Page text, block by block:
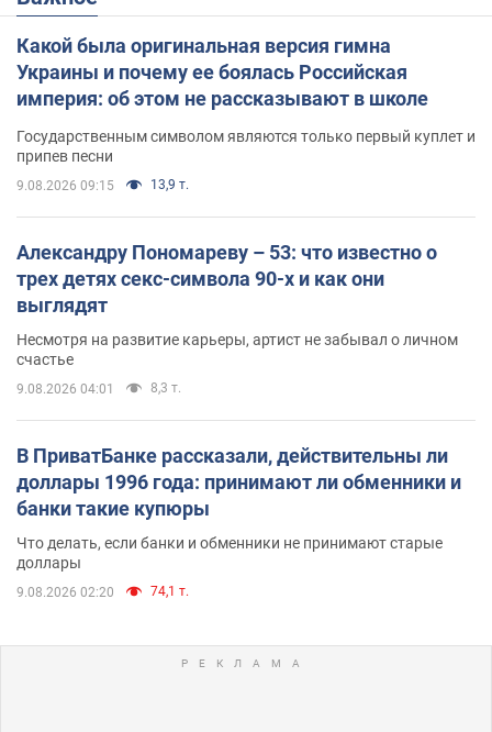
Какой была оригинальная версия гимна
Украины и почему ее боялась Российская
империя: об этом не рассказывают в школе
Государственным символом являются только первый куплет и
припев песни
9.08.2026 09:15 13,9 т.
Александру Пономареву – 53: что известно о
трех детях секс-символа 90-х и как они
выглядят
Несмотря на развитие карьеры, артист не забывал о личном
счастье
9.08.2026 04:01 8,3 т.
В ПриватБанке рассказали, действительны ли
доллары 1996 года: принимают ли обменники и
банки такие купюры
Что делать, если банки и обменники не принимают старые
доллары
9.08.2026 02:20 74,1 т.